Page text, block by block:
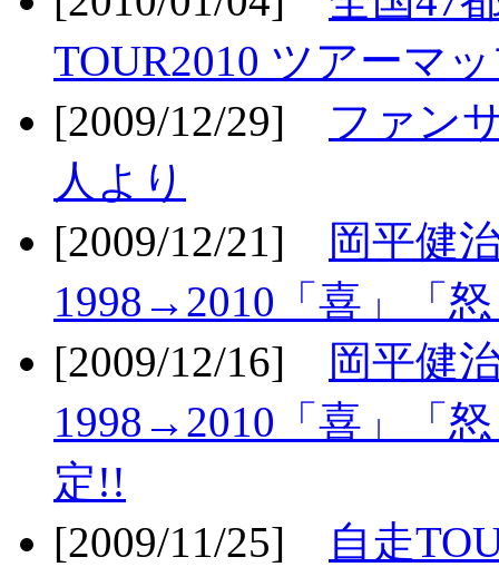
TOUR2010 ツアーマ
[2009/12/29] ファン
人より
[2009/12/21]
岡平健
1998→2010「喜」「
[2009/12/16]
岡平健
1998→2010「喜」「
定!!
[2009/11/25]
自走